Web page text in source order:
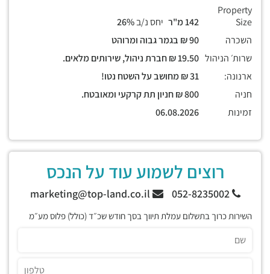
Property
Size
יחס נ/ב
השכרה
שרות׳ הניהול
ארנונה:
חניה
זמינות
רוצים לשמוע עוד על הנכס
052-8235002
השירות כרוך בתשלום עמלת תיווך בסך חודש שכ״ד (כולל) פלוס מע״מ